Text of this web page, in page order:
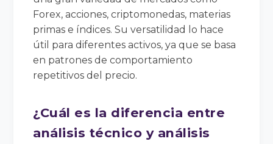
Forex, acciones, criptomonedas, materias
primas e índices. Su versatilidad lo hace
útil para diferentes activos, ya que se basa
en patrones de comportamiento
repetitivos del precio.
¿Cuál es la diferencia entre
análisis técnico y análisis